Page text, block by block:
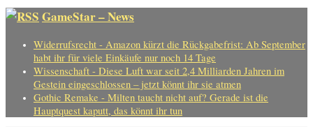
GameStar – News
Widerrufsrecht - Amazon kürzt die Rückgabefrist: Ab September
habt ihr für viele Einkäufe nur noch 14 Tage
Wissenschaft - Diese Luft war seit 2,4 Milliarden Jahren im
Gestein eingeschlossen – jetzt könnt ihr sie atmen
Gothic Remake - Milten taucht nicht auf? Gerade ist die
Hauptquest kaputt, das könnt ihr tun